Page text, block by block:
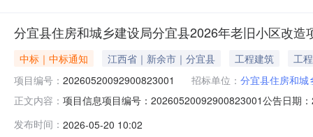
分宜县住房和城乡建设局分宜县2026年老旧小区改
中标｜中标通知 江西省｜新余市｜分宜县 工程建筑
工程
项目编号： 20260520092900823001 招标单位： 分宜县住房和城
正文内容： 项目信息项目编号：20260520092900823001公告日期
名称品牌参数数量报价(元)总价(元)无140000.040000.0
发布时间： 2026-05-20 10:02